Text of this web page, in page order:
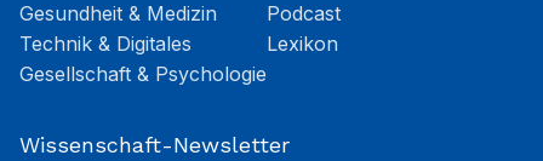
Gesundheit & Medizin
Technik & Digitales
Gesellschaft & Psychologie
Podcast
Lexikon
Wissenschaft-Newsletter